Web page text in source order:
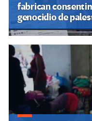
fabrican
genocidio de